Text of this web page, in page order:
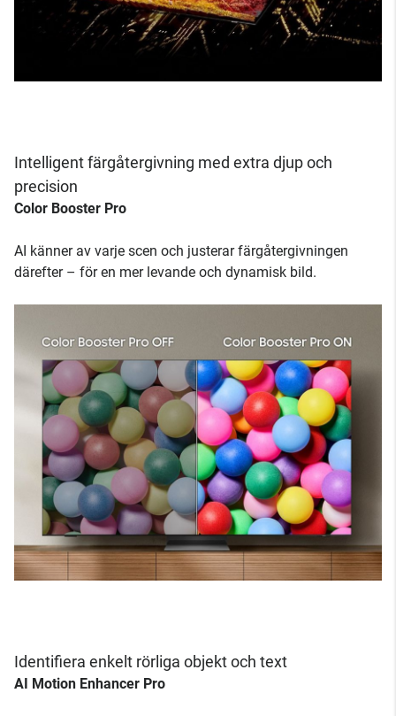
Intelligent färgåtergivning med extra djup och
precision
Color Booster Pro
AI känner av varje scen och justerar färgåtergivningen
därefter – för en mer levande och dynamisk bild.
Identifiera enkelt rörliga objekt och text
AI Motion Enhancer Pro